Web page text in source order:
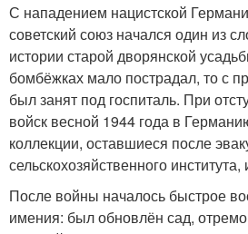
С нападением нацистской
советский союз начался один из
истории старой дворянской
бомбёжках мало пострадал, то с
был занят под госпиталь. При
войск весной 1944 года в
коллекции, оставшиеся после
сельскохозяйственного
После войны началось быстрое
имения: был обновлён сад,